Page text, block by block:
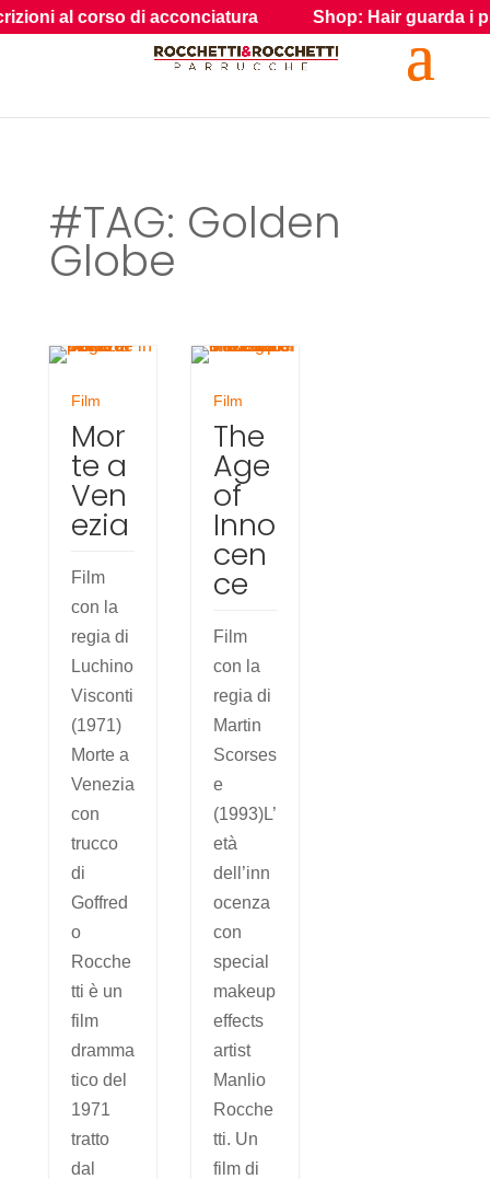
#TAG: Golden
Globe
Film
Mor
te a
Ven
ezia
Film
con la
regia di
Luchino
Visconti
(1971)
Morte a
Venezia
con
trucco
di
Goffred
o
Rocche
tti è un
film
dramma
tico del
1971
tratto
dal
Film
The
Age
of
Inno
cen
ce
Film
con la
regia di
Martin
Scorses
e
(1993)L’
età
dell’inn
ocenza
con
special
makeup
effects
artist
Manlio
Rocche
tti. Un
film di
al corso di acconciatura Shop: Hair guarda i